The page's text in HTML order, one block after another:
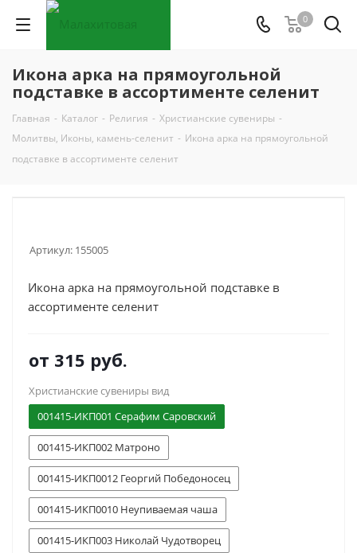
0
Икона арка на прямоугольной
подставке в ассортименте селенит
Главная - Каталог - Религия - Христианские сувениры -
Молитвы, Иконы, камень-селенит - Икона арка на прямоугольной
подставке в ассортименте селенит
Артикул: 155005
Икона арка на прямоугольной подставке в
ассортименте селенит
от 315 руб.
Христианские сувениры вид
001415-ИКП001 Серафим Саровский
001415-ИКП002 Матроно
001415-ИКП0012 Георгий Победоносец
001415-ИКП0010 Неупиваемая чаша
001415-ИКП003 Николай Чудотворец